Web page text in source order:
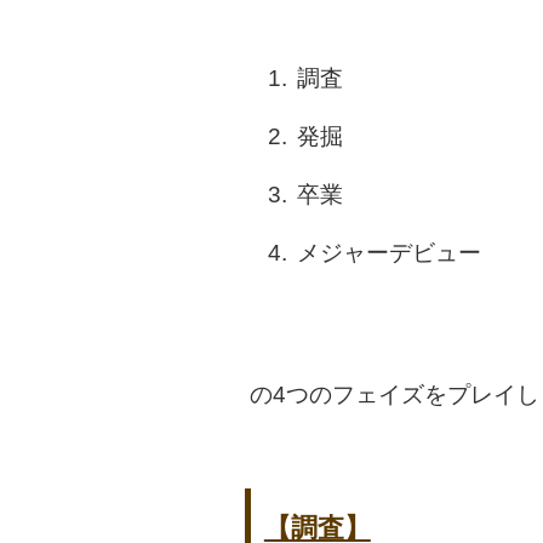
調査
発掘
卒業
メジャーデビュー
の4つのフェイズをプレイ
【調査】